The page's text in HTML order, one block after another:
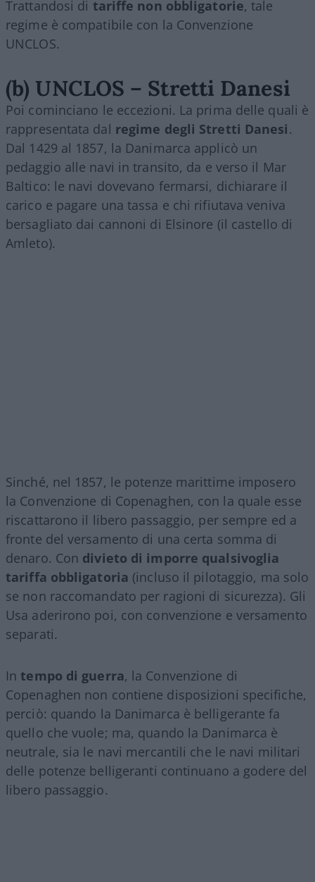
Trattandosi di tariffe non obbligatorie, tale
regime è compatibile con la Convenzione
UNCLOS.
(b) UNCLOS – Stretti Danesi
Poi cominciano le eccezioni. La prima delle quali è
rappresentata dal regime degli Stretti Danesi.
Dal 1429 al 1857, la Danimarca applicò un
pedaggio alle navi in transito, da e verso il Mar
Baltico: le navi dovevano fermarsi, dichiarare il
carico e pagare una tassa e chi rifiutava veniva
bersagliato dai cannoni di Elsinore (il castello di
Amleto).
Sinché, nel 1857, le potenze marittime imposero
la Convenzione di Copenaghen, con la quale esse
riscattarono il libero passaggio, per sempre ed a
fronte del versamento di una certa somma di
denaro. Con divieto di imporre qualsivoglia
tariffa obbligatoria (incluso il pilotaggio, ma solo
se non raccomandato per ragioni di sicurezza). Gli
Usa aderirono poi, con convenzione e versamento
separati.
Intempo di guerra, la Convenzione di
Copenaghen non contiene disposizioni specifiche,
perciò: quando la Danimarca è belligerante fa
quello che vuole; ma, quando la Danimarca è
neutrale, sia le navi mercantili che le navi militari
delle potenze belligeranti continuano a godere del
libero passaggio.